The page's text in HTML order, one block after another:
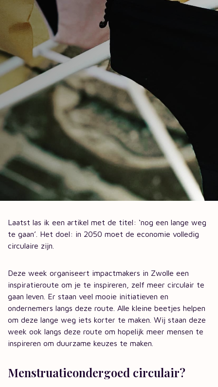
Laatst las ik een artikel met de titel: ‘nog een lange weg
te gaan’. Het doel: in 2050 moet de economie volledig
circulaire zijn.
Deze week organiseert impactmakers in Zwolle een
inspiratieroute om je te inspireren, zelf meer circulair te
gaan leven. Er staan veel mooie initiatieven en
ondernemers langs deze route. Alle kleine beetjes helpen
om deze lange weg iets korter te maken. Wij staan deze
week ook langs deze route om hopelijk meer mensen te
inspireren om duurzame keuzes te maken.
Menstruatieondergoed circulair?